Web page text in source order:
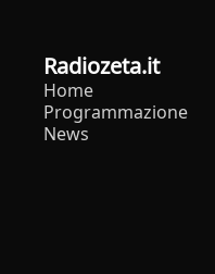
radiozeta.it
Home
Programmazione
News